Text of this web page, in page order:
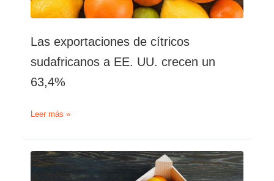
Las exportaciones de cítricos
sudafricanos a EE. UU. crecen un
63,4%
Las
de
cítricos
sudafricanos
Leer más »